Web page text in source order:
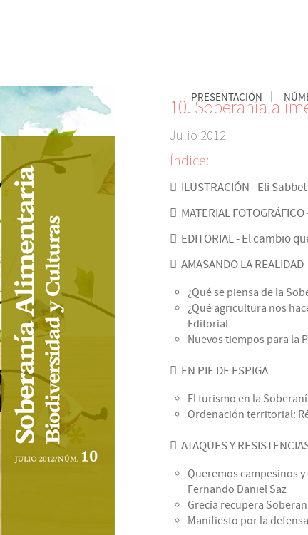
PRESENTACIÓN
10. Soberanía
Julio 2012
Índice:
ILUSTRACIÓN - Eli
MATERIAL
EDITORIAL - El cambio
AMASANDO LA REALIDAD
¿Qué se piensa de la
¿Qué agricultura nos
Editorial
Nuevos tiempos para la
EN PIE DE ESPIGA
El turismo en la
Ordenación territorial:
ATAQUES Y
Queremos campesinos
Fernando Daniel Saz
Grecia recupera
Manifiesto por la